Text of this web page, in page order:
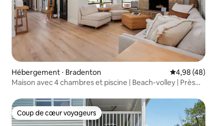
Hébergement ⋅ Bradenton Évaluation
4,98 (48)
Maison avec 4 chambres et piscine | Beach-volley | Près
Coup de cœur voyageurs
Coup de cœur voyageurs